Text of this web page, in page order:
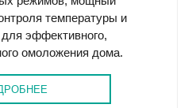
температуры и
эффективного,
омоложения дома.